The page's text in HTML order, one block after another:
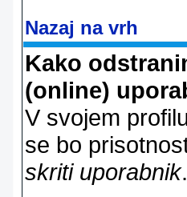
Nazaj na vrh
Kako
(online)
V svojem
se bo
skriti uporabnik.